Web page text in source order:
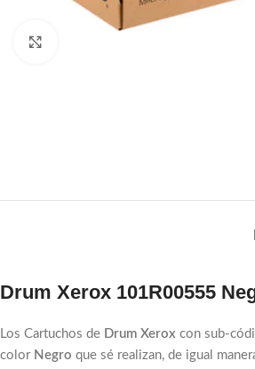
Drum Xerox 101R00555
Los Cartuchos de Drum Xerox con sub-
color Negro que sé realizan, de igual